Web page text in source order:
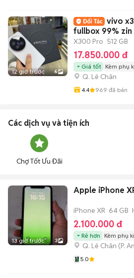
12 giờ trước 6
vivo
fullbox 99% zin
X300 Pro 512 GB
17.850.000 đ
Giá tốt Kèm phụ
Q. Lê Chân
4.4 969 đã bán
Các dịch vụ và tiện ích
Chợ Tốt Ưu Đãi
13 giờ trước 3
Apple iPhone
iPhone XR 64 GB
2.100.000 đ
Rẻ hơn Kèm phụ
Q. Lê Chân (P.
5.0